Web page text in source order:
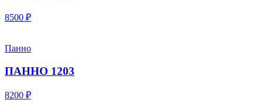
8500 ₽
Панно
ПАННО 1203
8200 ₽